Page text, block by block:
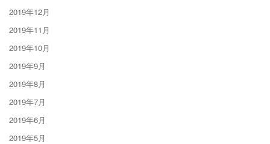
2019年12月
2019年11月
2019年10月
2019年9月
2019年8月
2019年7月
2019年6月
2019年5月